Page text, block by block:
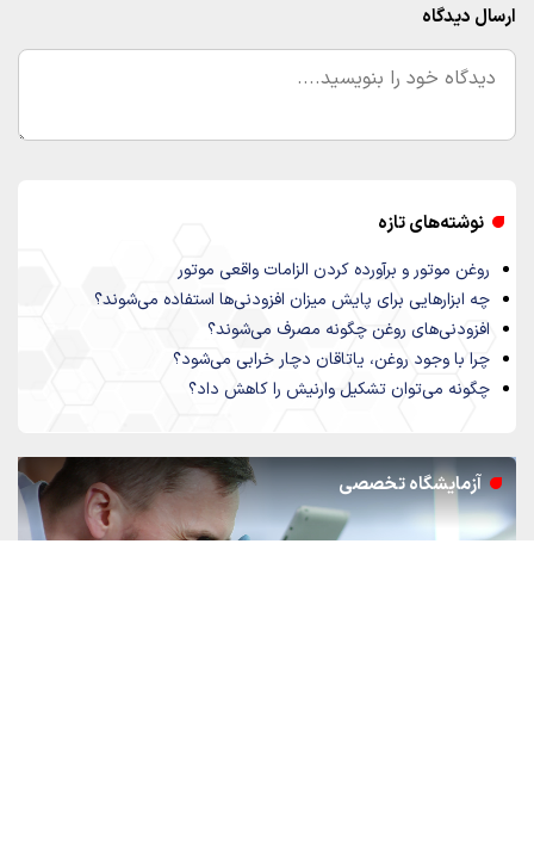
ارسال دیدگاه
نوشته‌های تازه
روغن موتور و برآورده کردن الزامات واقعی موتور
چه ابزارهایی برای پایش میزان افزودنی‌ها استفاده می‌شوند؟
افزودنی‌های روغن چگونه مصرف می‌شوند؟
چرا با وجود روغن، یاتاقان دچار خرابی می‌شود؟
چگونه می‌توان تشکیل وارنیش را کاهش داد؟
آزمایشگاه تخصصی
نمایشگر
ویدیو